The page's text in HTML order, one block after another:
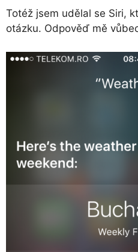
Totéž jsem udělal se Siri,
otázku. Odpověď mě